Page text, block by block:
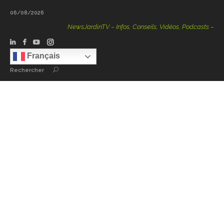
06/08/2026
NewsJardinTV – Infos, Conseils, Vidéos, Podcasts – 100 %
Français
Rechercher